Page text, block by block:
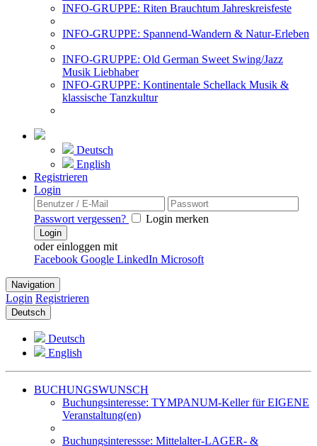
INFO-GRUPPE: Riten Brauchtum Jahreskreisfeste
INFO-GRUPPE: Spannend-Wandern & Natur-Erleben
INFO-GRUPPE: Old German Sweet Swing/Jazz
Musik Liebhaber
INFO-GRUPPE: Kontinentale Schellack Musik &
klassische Tanzkultur
Deutsch
English
Registrieren
Login
Passwort vergessen? Login merken
Login
oder einloggen mit
Facebook Google LinkedIn Microsoft
Navigation
Login Registrieren
Deutsch
Deutsch
English
BUCHUNGSWUNSCH
Buchungsinteresse: TYMPANUM-Keller für EIGENE
Veranstaltung(en)
Buchungsinteressse: Mittelalter-LAGER- &